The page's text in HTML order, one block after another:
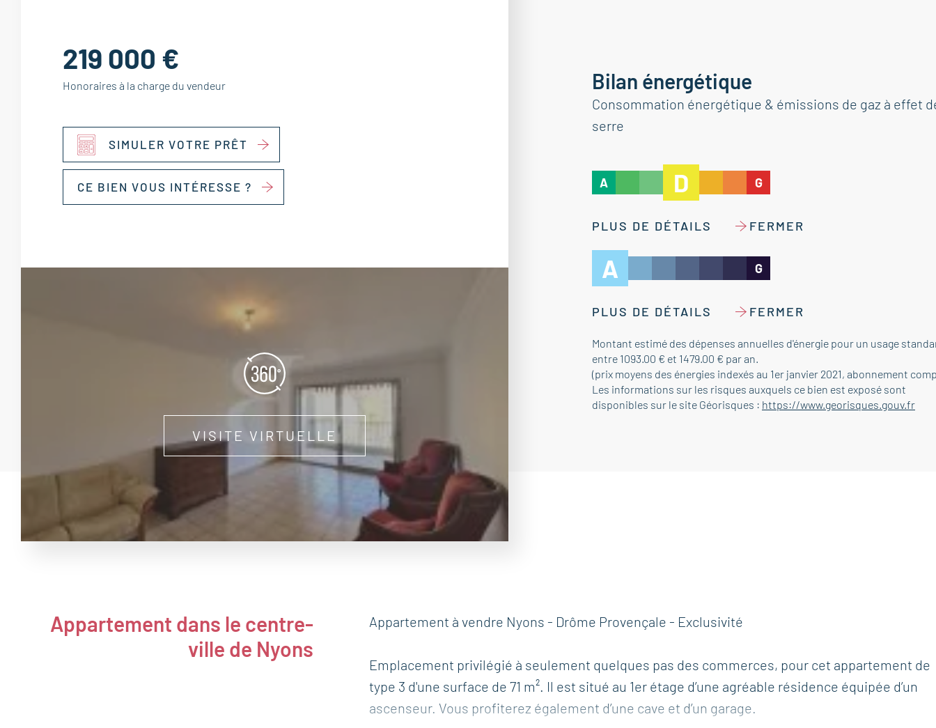
219 000 €
Honoraires à la charge du vendeur
SIMULER VOTRE PRÊT
CE BIEN VOUS INTÉRESSE ?
VISITE VIRTUELLE
Bilan énergétique
Consommation énergétique & émissions de gaz à effet
serre
A D G
PLUS DE DÉTAILS FERMER
A G
PLUS DE DÉTAILS FERMER
Montant estimé des dépenses annuelles d'énergie pour un usage
entre 1093.00 € et 1479.00 € par an.
(prix moyens des énergies indexés au 1er janvier 2021, abonnement
Les informations sur les risques auxquels ce bien est exposé sont
disponibles sur le site Géorisques : https://www.georisques.gouv.fr
Appartement dans le centre-
ville de Nyons
Appartement à vendre Nyons - Drôme Provençale - Exclusivité
Emplacement privilégié à seulement quelques pas des commerces, pour cet appartement de
type 3 d'une surface de 71 m². Il est situé au 1er étage d’une agréable résidence équipée d’un
ascenseur. Vous profiterez également d’une cave et d’un garage.